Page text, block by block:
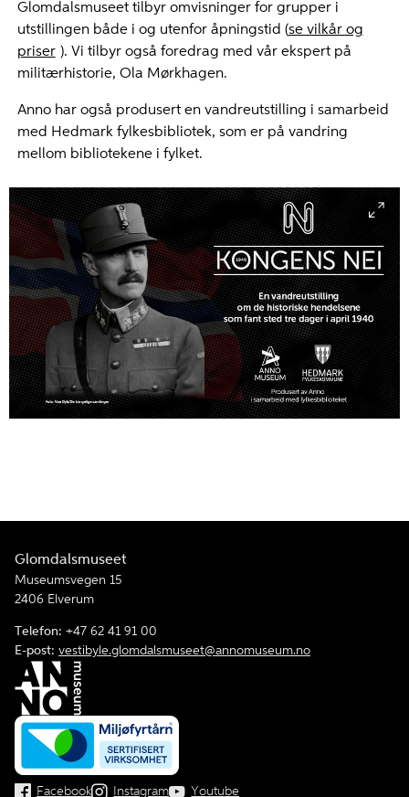
Glomdalsmuseet tilbyr omvisninger for grupper i
utstillingen både i og utenfor åpningstid (se vilkår og
priser ). Vi tilbyr også foredrag med vår ekspert på
militærhistorie, Ola Mørkhagen.
Anno har også produsert en vandreutstilling i samarbeid
med Hedmark fylkesbibliotek, som er på vandring
mellom bibliotekene i fylket.
Glomdalsmuseet
Museumsvegen 15
2406 Elverum
Telefon: +47 62 41 91 00
E-post: vestibyle.glomdalsmuseet@annomuseum.no
Facebook Instagram Youtube